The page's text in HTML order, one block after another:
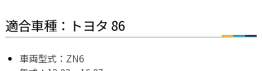
適合車種：トヨタ 86
車両型式：ZN6